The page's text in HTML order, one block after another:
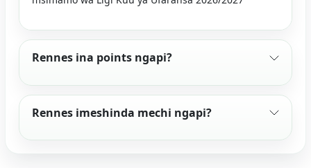
Rennes ina points ngapi?
Rennes imeshinda mechi ngapi?